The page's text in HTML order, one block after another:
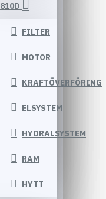
810D
FILTER
MOTOR
KRAFTÖVERFÖRING
ELSYSTEM
HYDRALSYSTEM
RAM
HYTT